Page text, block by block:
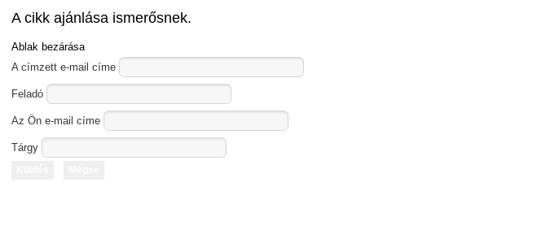
A cikk ajánlása ismerősnek.
Ablak bezárása
A címzett e-mail címe
Feladó
Az Ön e-mail címe
Tárgy